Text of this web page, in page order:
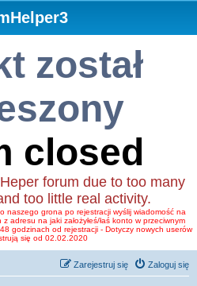
został
closed
forum due to too many
too little real activity.
naszego grona po rejestracji wyślij wiadomość na
adresu na jaki założyłeś/łaś konto w przeciwnym
godzinach od rejestracji - Dotyczy nowych userów
się od 02.02.2020
Zaloguj się
Zarejestruj się